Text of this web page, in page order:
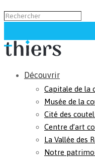
Découvrir
Capitale de la
Musée de la
Cité des
Centre d’art
La Vallée des
Notre